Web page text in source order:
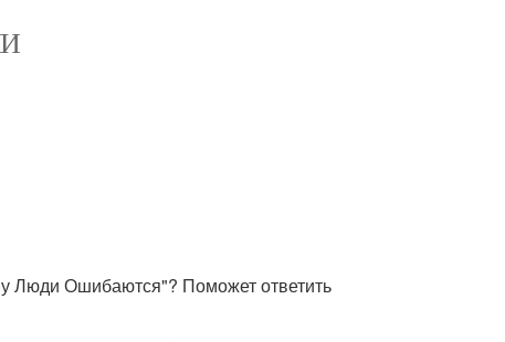
Люди Ошибаются"? Поможет ответить